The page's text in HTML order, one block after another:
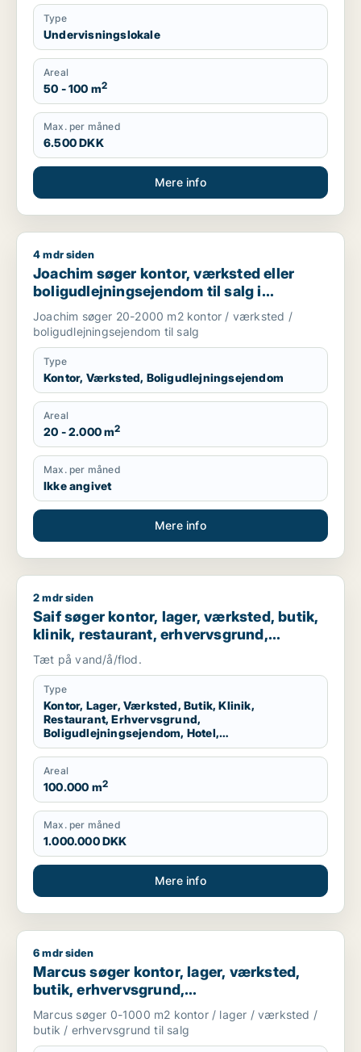
Type
Undervisningslokale
Areal
50 - 100 m2
Max. per måned
6.500 DKK
Mere info
Joachim søger kontor, værksted eller
4 mdr siden
Joachim søger kontor, værksted eller
boligudlejningsejendom til salg i
Storkøbenhavn
Joachim søger 20-2000 m2 kontor / værksted /
boligudlejningsejendom til salg
Type
Kontor, Værksted, Boligudlejningsejendom
Areal
20 - 2.000 m2
Max. per måned
Ikke angivet
Mere info
Saif søger kontor, lager, værksted, butik, klinik, restaurant,
2 mdr siden
Saif søger kontor, lager, værksted, butik,
klinik, restaurant, erhvervsgrund,
boligudlejningsejendom, hotel,
produktionslokaler eller garage til salg i
Storkøbenhavn
Tæt på vand/å/flod.
Type
Kontor, Lager, Værksted, Butik, Klinik,
Restaurant, Erhvervsgrund,
Boligudlejningsejendom, Hotel,
Produktionslokaler, Garage
Areal
100.000 m2
Max. per måned
1.000.000 DKK
Mere info
Marcus søger kontor, lager, værksted, butik,
6 mdr siden
Marcus søger kontor, lager, værksted,
butik, erhvervsgrund,
boligudlejningsejendom,
produktionslokaler eller garage til salg i
Storkøbenhavn
Marcus søger 0-1000 m2 kontor / lager / værksted /
butik / erhvervsgrund til salg